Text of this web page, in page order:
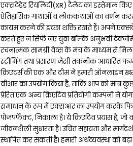
एक्सटेंडेड रियलिटी(XR) टैलेंट का इस्तेमाल किए
ऐतिहासिक गाथाओं व लोककथाओं का वर्णन
कायम करने की इच्छा शक्ति रखते हैं। अपने
करते हुए न सिर्फ नए युवा बल्कि अनुभवी
रचनात्मक सामग्री वेव्स के मंच के माध्यम से मिल
स्ट्रीमिंग तथा प्रसारण जैसी तकनीक आधारित
क्रिएटर्स की एक और टीम ने हमारी ऑनलाइन
वीआर का उपयोग किया है, ताकि आप को मात्र कुछ
प्रेरित एक अन्य क्रिएटिव प्रतियोगी कम्पनी ने
समाधान के रूप में एक्सआर का उपयोग करके
पोजपर्फेक्ट, निकाला है। ये क्रिएटिव प्रयास है,
जीवनशैली सुधारता है। उचित सहायता और
स्थापित कर सकती है। हमारी अर्थव्यवस्था को